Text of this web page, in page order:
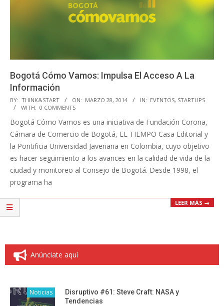
Bogotá Cómo Vamos: Impulsa El Acceso A La
Información
2014-
03-
28
BY: THINK&START ON: MARZO 28, 2014 IN: EVENTOS, STARTUPS
WITH: 0 COMMENTS
Bogotá Cómo Vamos es una iniciativa de Fundación Corona,
Cámara de Comercio de Bogotá, EL TIEMPO Casa Editorial y
la Pontificia Universidad Javeriana en Colombia, cuyo objetivo
es hacer seguimiento a los avances en la calidad de vida de la
ciudad y monitoreo al Consejo de Bogotá. Desde 1998, el
programa ha
LEER MÁS →
Anúnciate aquí
Noticias
Disruptivo #61: Steve Craft: NASA y
Tendencias